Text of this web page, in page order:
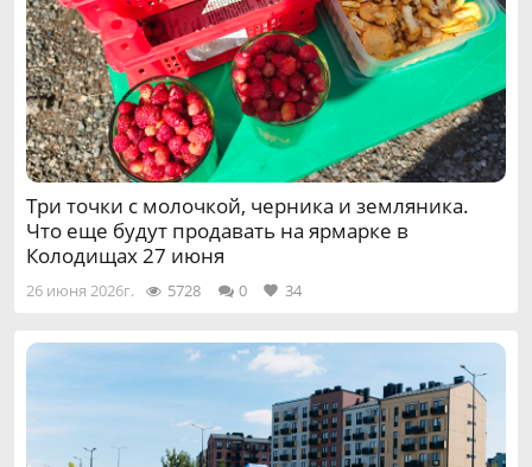
Три точки с молочкой, черника и земляника.
Что еще будут продавать на ярмарке в
Колодищах 27 июня
26 июня 2026г. 5728 0 34